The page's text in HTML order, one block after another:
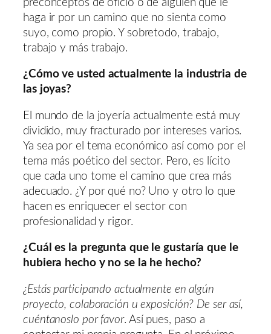
preconceptos de oficio o de alguien que le
haga ir por un camino que no sienta como
suyo, como propio. Y sobretodo, trabajo,
trabajo y más trabajo.
¿Cómo ve usted actualmente la industria de
las joyas?
El mundo de la joyería actualmente está muy
dividido, muy fracturado por intereses varios.
Ya sea por el tema económico así como por el
tema más poético del sector. Pero, es lícito
que cada uno tome el camino que crea más
adecuado. ¿Y por qué no? Uno y otro lo que
hacen es enriquecer el sector con
profesionalidad y rigor.
¿Cuál es la pregunta que le gustaría que le
hubiera hecho y no se la he hecho?
¿Estás participando actualmente en algún
proyecto, colaboración u exposición? De ser así,
cuéntanoslo por favor. Así pues, paso a